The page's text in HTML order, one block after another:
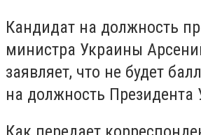
Кандидат на должность
министра Украины
заявляет, что не будет
на должность Президента